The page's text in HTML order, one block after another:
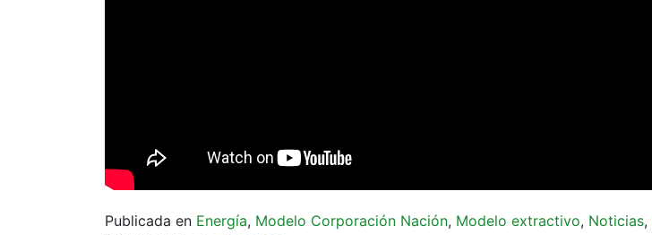
Publicada en Energía, Modelo Corporación Nación, Modelo extractivo, Noticias,